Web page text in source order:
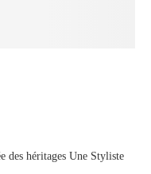
des héritages Une Styliste